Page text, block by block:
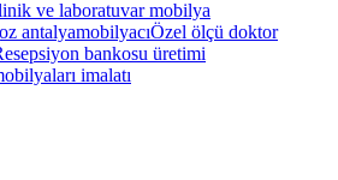
ve laboratuvar mobilya
antalyamobilyacıÖzel ölçü doktor
bankosu üretimi
imalatı